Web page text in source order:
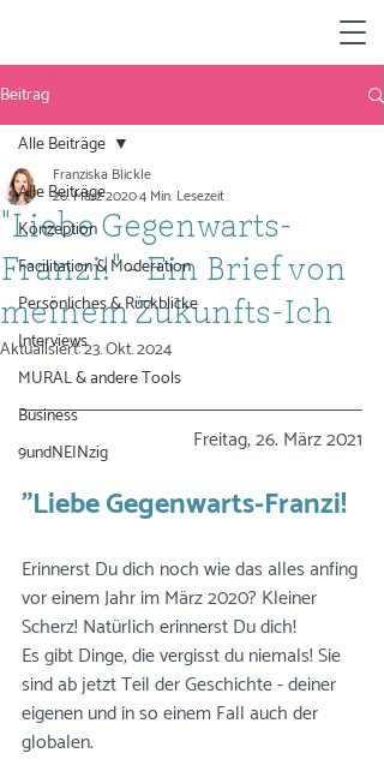
Beitrag
Alle Beiträge
Konzeption
Facilitation & Moderation
Persönliches & Rückblicke
Interviews
MURAL & andere Tools
Business
9undNEINzig
Alle Beiträge
"Liebe Gegenwarts-
Franzi!" - Ein Brief von
meinem Zukunfts-Ich
Franziska Blickle
26. März 20204 Min. Lesezeit
Aktualisiert:23. Okt. 2024
Freitag, 26. März 2021
"Liebe Gegenwarts-Franzi!
Erinnerst Du dich noch wie das alles anfing
vor einem Jahr im März 2020? Kleiner
Scherz! Natürlich erinnerst Du dich!
Es gibt Dinge, die vergisst du niemals! Sie
sind ab jetzt Teil der Geschichte - deiner
eigenen und in so einem Fall auch der
globalen.